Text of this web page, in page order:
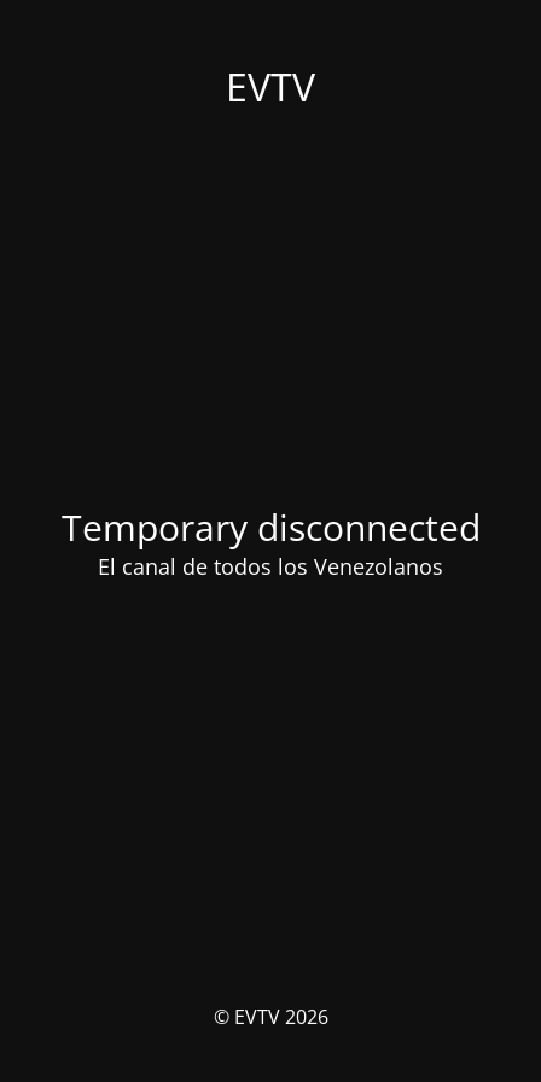
EVTV
Temporary disconnected
El canal de todos los Venezolanos
© EVTV 2026